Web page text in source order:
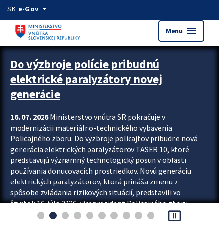
Preskocit na hlavný obsah
SK e-Govarrow_drop_down
Menu menu
Zastavit automatický posun upútavok
Do výzbroje polície pribudnú
elektrické paralyzátory novej
generácie
16. 07. 2026Ministerstvo vnútra SR pokračuje v
modernizácii materiálno-technického vybavenia
Policajného zboru. Do výzbroje policajtov pribudne nová
generácia elektrických paralyzátorov TASER 10, ktoré
predstavujú významný technologický posun v oblasti
používania donucovacích prostriedkov. Novú generáciu
elektrických paralyzátorov, ktorá prináša zmenu v
spôsobe zvládania rizikových situácií, predstavili vo
štvrtok 16. júla 2026 viceprezident Policajného zboru
Rastislav Polakovič a riaditeľ odboru výcviku...
pause_presentation